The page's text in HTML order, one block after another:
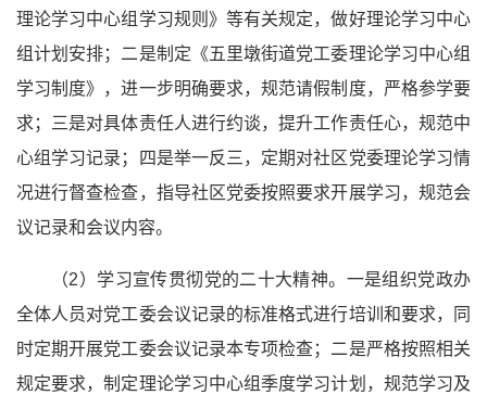
理论学习中心组学习规则》等有关规定，做好理论学习中心
组计划安排；二是制定《五里墩街道党工委理论学习中心组
学习制度》，进一步明确要求，规范请假制度，严格参学要
求；三是对具体责任人进行约谈，提升工作责任心，规范中
心组学习记录；四是举一反三，定期对社区党委理论学习情
况进行督查检查，指导社区党委按照要求开展学习，规范会
议记录和会议内容。
（2）学习宣传贯彻党的二十大精神。一是组织党政办
全体人员对党工委会议记录的标准格式进行培训和要求，同
时定期开展党工委会议记录本专项检查；二是严格按照相关
规定要求，制定理论学习中心组季度学习计划，规范学习及